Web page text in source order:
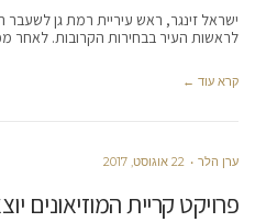
ישראל זינגר, ראש עיריית רמת גן לשעבר
לראשות העיר בבחירות הקרובות. לאחר
קרא עוד ←
ערן הלר 22 אוגוסט, 2017
פרויקט קריית המוזיאונים